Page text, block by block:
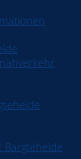
Bargteheide